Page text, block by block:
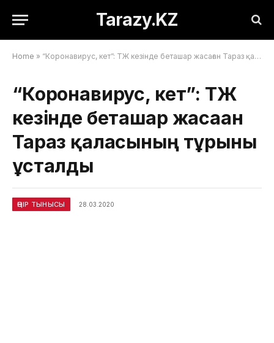
Tarazy.KZ
Home » “Коронавирус, кет”: ТЖ кезінде беташар жасаған Тараз қаласының тұрғыны ұсталды
“Коронавирус, кет”: ТЖ
кезінде беташар жасаған
Тараз қаласының тұрғыны
ұсталды
ӨҢІР ТЫНЫСЫ 28.03.2020